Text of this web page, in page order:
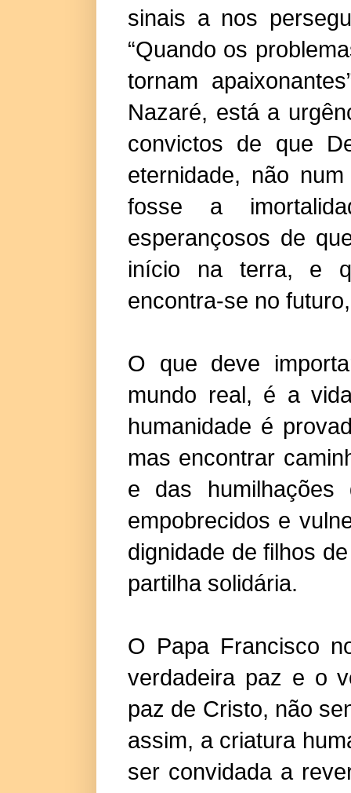
sinais a nos
“Quando os
tornam
Nazaré, está a
convictos de que
eternidade, não
fosse a
esperançosos de
início na terra, e
encontra-se no
O que deve
mundo real, é a
humanidade é
mas encontrar
e das
empobrecidos e
dignidade de filhos
partilha solidária.
O Papa Francisco
verdadeira paz e o
paz de Cristo, não
assim, a criatura
ser convidada a